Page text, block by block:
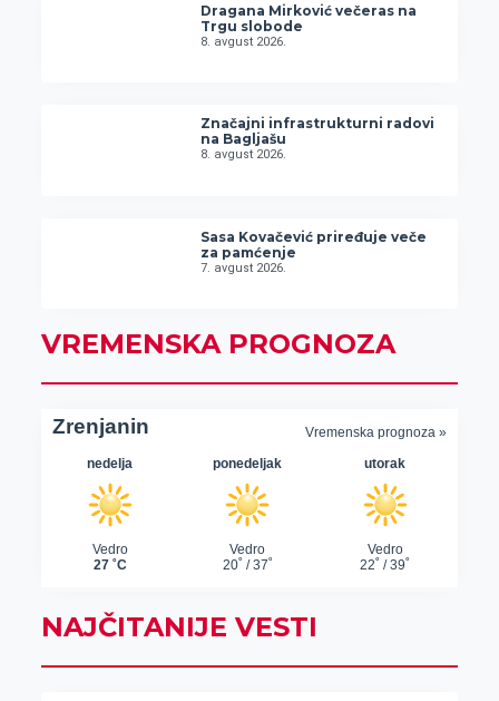
Dragana Mirković večeras na
Trgu slobode
8. avgust 2026.
Značajni infrastrukturni radovi
na Bagljašu
8. avgust 2026.
Sasa Kovačević priređuje veče
za pamćenje
7. avgust 2026.
VREMENSKA PROGNOZA
NAJČITANIJE VESTI